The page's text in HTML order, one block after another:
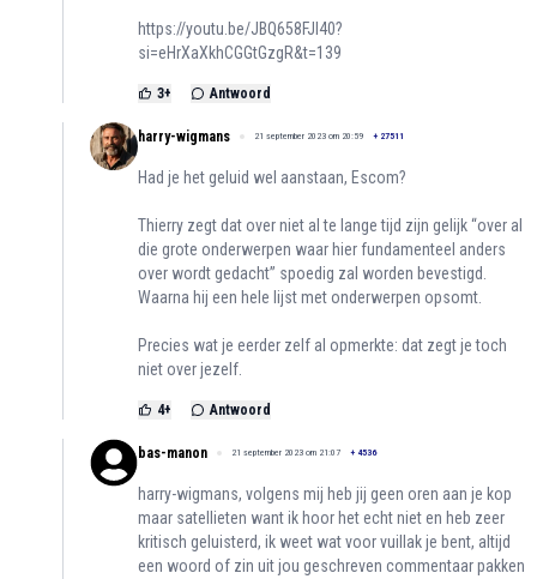
https://youtu.be/JBQ658FJI40?
si=eHrXaXkhCGGtGzgR&t=139
3+ Antwoord
harry-wigmans 21 september 2023 om 20:59 + 27511
Had je het geluid wel aanstaan, Escom?
Thierry zegt dat over niet al te lange tijd zijn gelijk “over al
die grote onderwerpen waar hier fundamenteel anders
over wordt gedacht” spoedig zal worden bevestigd.
Waarna hij een hele lijst met onderwerpen opsomt.
Precies wat je eerder zelf al opmerkte: dat zegt je toch
niet over jezelf.
4+ Antwoord
bas-manon 21 september 2023 om 21:07 + 4536
harry-wigmans, volgens mij heb jij geen oren aan je kop
maar satellieten want ik hoor het echt niet en heb zeer
kritisch geluisterd, ik weet wat voor vuillak je bent, altijd
een woord of zin uit jou geschreven commentaar pakken